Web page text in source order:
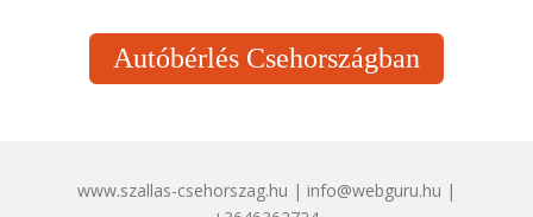
Autóbérlés Csehországban
www.szallas-csehorszag.hu | info@webguru.hu |